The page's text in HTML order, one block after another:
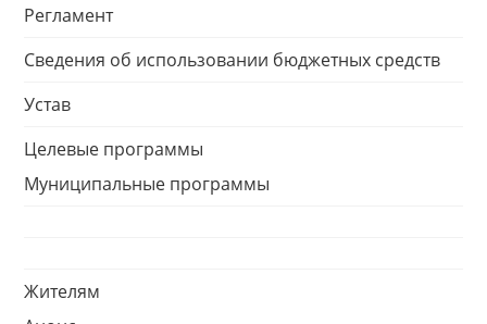
Регламент
Сведения об использовании бюджетных средств
Устав
Целевые программы
Муниципальные программы
Жителям